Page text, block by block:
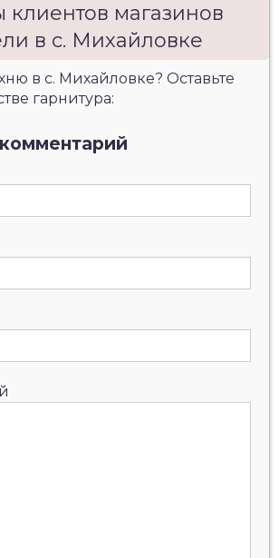
клиентов магазинов
в с. Михайловке
в с. Михайловке? Оставьте
гарнитура: